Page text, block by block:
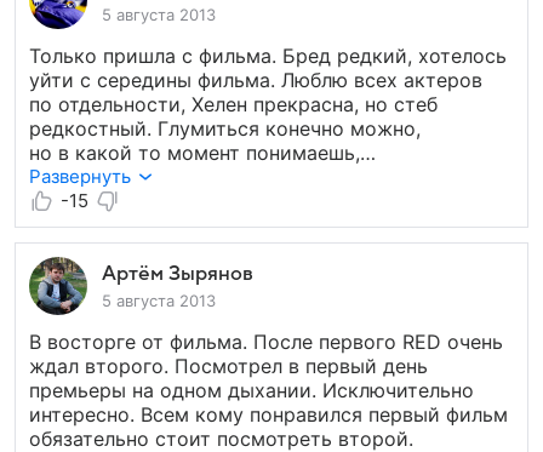
5 августа 2013
Только пришла с фильма. Бред редкий, хотелось
уйти с середины фильма. Люблю всех актеров
по отдельности, Хелен прекрасна, но стеб
редкостный. Глумиться конечно можно,
но в какой то момент понимаешь,
что участвуешь уже в дебилизме — подкопы под
Кремлем, столбы для расстрела, Кетрин Зета
Джонс со звездой Героя России, судя
по сюжету — складывается впечатление
жизненной неадекватности, диалоги очень
прогнозируемые. Не прониклась ни ироний,
ни спецэффектами, уж извините, не советую.
Развернуть
-15
Артём Зырянов
5 августа 2013
В восторге от фильма. После первого RED очень
ждал второго. Посмотрел в первый день
премьеры на одном дыхании. Исключительно
интересно. Всем кому понравился первый фильм
обязательно стоит посмотреть второй.